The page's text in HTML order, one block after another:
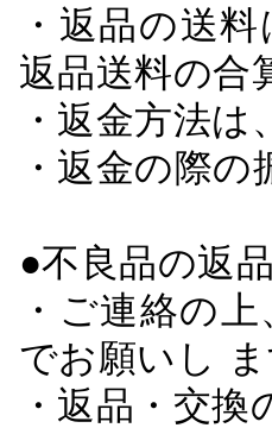
・返品の送
返品送料の合
・返金方法
・返金の際
●不良品の返
・ご連絡の
でお願いし ま
・返品・交